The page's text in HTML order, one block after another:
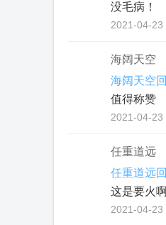
没毛病！
2021-04-23
海阔天空
海阔天空
值得称赞
2021-04-23
任重道远
任重道远
这是要火
2021-04-23